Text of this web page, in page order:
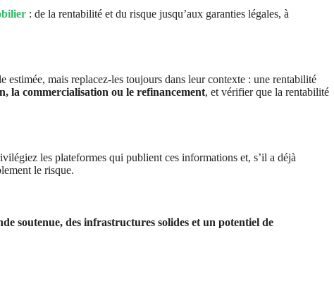
: de la rentabilité et du risque jusqu’aux garanties légales, à
estimée, mais replacez-les toujours dans leur contexte : une rentabilité
la commercialisation ou le refinancement, et vérifier que la rentabilité
les plateformes qui publient ces informations et, s’il a déjà
le risque.
soutenue, des infrastructures solides et un potentiel de